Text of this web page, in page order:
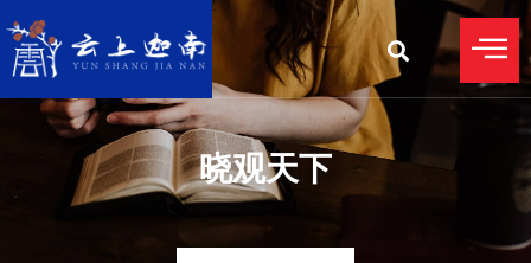
晓观天下